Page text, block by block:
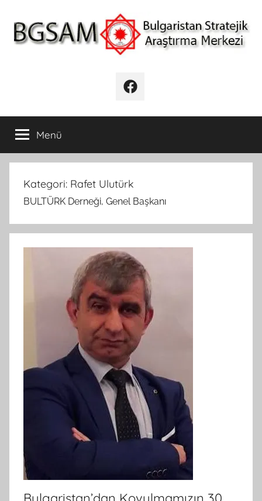
atla
Facebook
Menü
Kategori: Rafet Ulutürk
BULTÜRK Derneği, Genel Başkanı